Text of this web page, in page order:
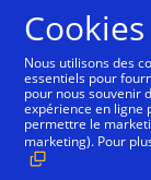
Visa, un
Cookies
Nous utilisons des
essentiels pour
pour nous souvenir
expérience en ligne
permettre le
marketing). Pour